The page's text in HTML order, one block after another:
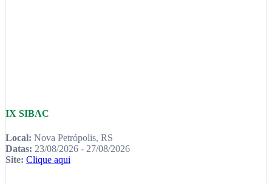
IX SIBAC
Local: Nova Petrópolis, RS
Datas: 23/08/2026 - 27/08/2026
Site: Clique aqui